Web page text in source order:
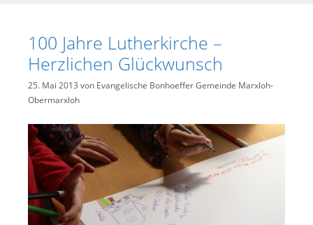
100 Jahre Lutherkirche –
Herzlichen Glückwunsch
25. Mai 2013 von Evangelische Bonhoeffer Gemeinde Marxloh-
Obermarxloh